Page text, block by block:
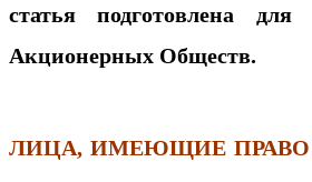
статья подготовлена для
Акционерных Обществ.
ЛИЦА, ИМЕЮЩИЕ ПРАВО